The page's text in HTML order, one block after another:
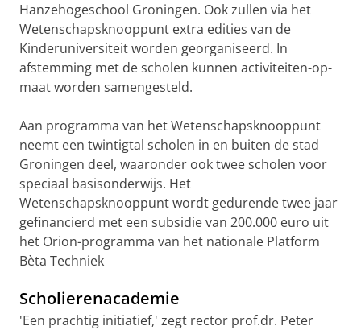
Hanzehogeschool Groningen. Ook zullen via het
Wetenschapsknooppunt extra edities van de
Kinderuniversiteit worden georganiseerd. In
afstemming met de scholen kunnen activiteiten-op-
maat worden samengesteld.
Aan programma van het Wetenschapsknooppunt
neemt een twintigtal scholen in en buiten de stad
Groningen deel, waaronder ook twee scholen voor
speciaal basisonderwijs. Het
Wetenschapsknooppunt wordt gedurende twee jaar
gefinancierd met een subsidie van 200.000 euro uit
het Orion-programma van het nationale Platform
Bèta Techniek
Scholierenacademie
'Een prachtig initiatief,' zegt rector prof.dr. Peter